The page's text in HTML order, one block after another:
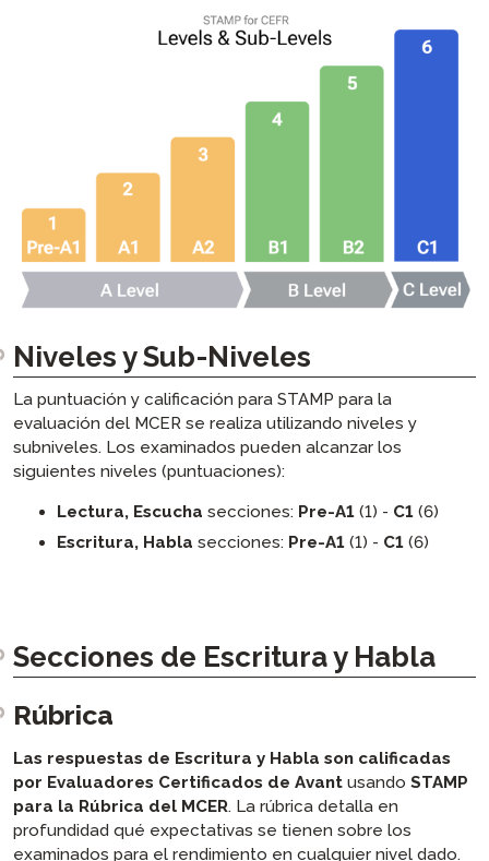
SHL Preguntas Frecuentes
ADVANCE Preguntas frecuentes
Niveles y Sub-Niveles
La puntuación y calificación para STAMP para la
evaluación del MCER se realiza utilizando niveles y
subniveles. Los examinados pueden alcanzar los
siguientes niveles (puntuaciones):
Lectura, Escucha secciones: Pre-A1 (1) - C1 (6)
Escritura, Habla secciones: Pre-A1 (1) - C1 (6)
Secciones de Escritura y Habla
Rúbrica
Las respuestas de Escritura y Habla son calificadas
por Evaluadores Certificados de Avant usando STAMP
para la Rúbrica del MCER. La rúbrica detalla en
profundidad qué expectativas se tienen sobre los
examinados para el rendimiento en cualquier nivel dado.